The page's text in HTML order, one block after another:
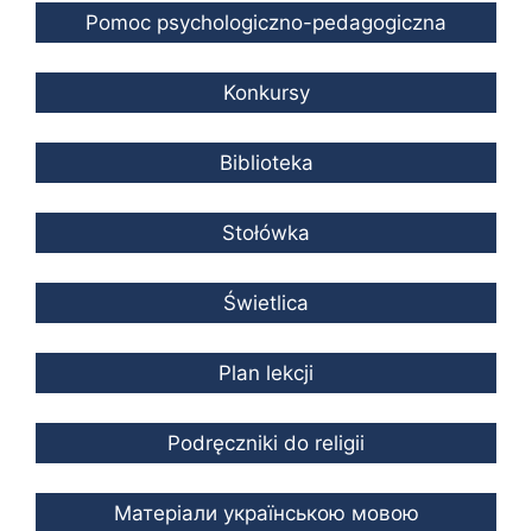
Pomoc psychologiczno-pedagogiczna
Konkursy
Biblioteka
Stołówka
Świetlica
Plan lekcji
Podręczniki do religii
Mатеріали українською мовою